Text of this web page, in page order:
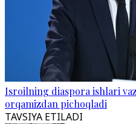
Isroilning diaspora ishlari
orqamizdan pichoqladi
TAVSIYA ETILADI